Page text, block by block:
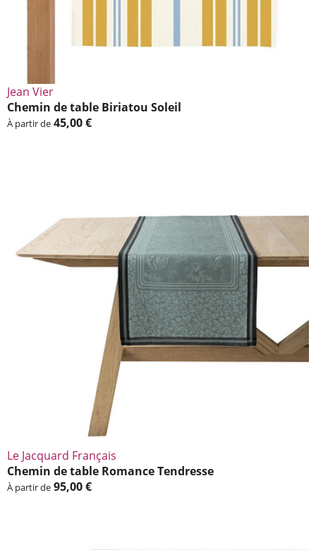
Jean Vier
Chemin de table Biria­tou Soleil
À partir de 45,00 €
Le Jacquard Français
Chemin de table Romance Tendresse
À partir de 95,00 €